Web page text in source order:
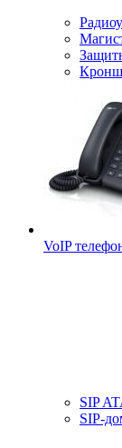
VoIP
SIP
SIP-